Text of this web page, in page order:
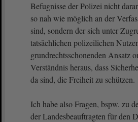
Befugnisse der Polizei nicht
so nah wie möglich an der
sind, sondern der sich unter
tatsächlichen polizeilichen
grundrechtsschonenden Ansatz
Verständnis heraus, dass
da sind, die Freiheit zu schützen.
Ich habe also Fragen, bspw. zu
der Landesbeauftragten für den